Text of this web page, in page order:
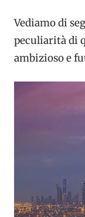
Vediamo di
peculiarità di
ambizioso e